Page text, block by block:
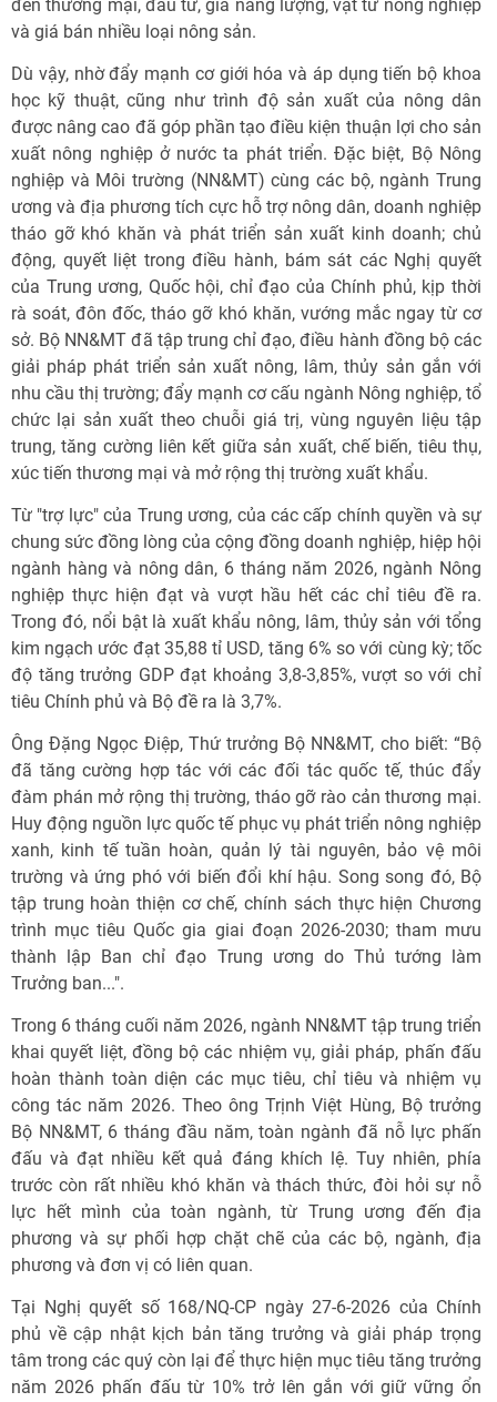
đến thương mại, đầu tư, giá năng lượng, vật tư nông nghiệp
và giá bán nhiều loại nông sản.
Dù vậy, nhờ đẩy mạnh cơ giới hóa và áp dụng tiến bộ khoa
học kỹ thuật, cũng như trình độ sản xuất của nông dân
được nâng cao đã góp phần tạo điều kiện thuận lợi cho sản
xuất nông nghiệp ở nước ta phát triển. Đặc biệt, Bộ Nông
nghiệp và Môi trường (NN&MT) cùng các bộ, ngành Trung
ương và địa phương tích cực hỗ trợ nông dân, doanh nghiệp
tháo gỡ khó khăn và phát triển sản xuất kinh doanh; chủ
động, quyết liệt trong điều hành, bám sát các Nghị quyết
của Trung ương, Quốc hội, chỉ đạo của Chính phủ, kịp thời
rà soát, đôn đốc, tháo gỡ khó khăn, vướng mắc ngay từ cơ
sở. Bộ NN&MT đã tập trung chỉ đạo, điều hành đồng bộ các
giải pháp phát triển sản xuất nông, lâm, thủy sản gắn với
nhu cầu thị trường; đẩy mạnh cơ cấu ngành Nông nghiệp, tổ
chức lại sản xuất theo chuỗi giá trị, vùng nguyên liệu tập
trung, tăng cường liên kết giữa sản xuất, chế biến, tiêu thụ,
xúc tiến thương mại và mở rộng thị trường xuất khẩu.
Từ "trợ lực" của Trung ương, của các cấp chính quyền và sự
chung sức đồng lòng của cộng đồng doanh nghiệp, hiệp hội
ngành hàng và nông dân, 6 tháng năm 2026, ngành Nông
nghiệp thực hiện đạt và vượt hầu hết các chỉ tiêu đề ra.
Trong đó, nổi bật là xuất khẩu nông, lâm, thủy sản với tổng
kim ngạch ước đạt 35,88 tỉ USD, tăng 6% so với cùng kỳ; tốc
độ tăng trưởng GDP đạt khoảng 3,8-3,85%, vượt so với chỉ
tiêu Chính phủ và Bộ đề ra là 3,7%.
Ông Đặng Ngọc Điệp, Thứ trưởng Bộ NN&MT, cho biết: “Bộ
đã tăng cường hợp tác với các đối tác quốc tế, thúc đẩy
đàm phán mở rộng thị trường, tháo gỡ rào cản thương mại.
Huy động nguồn lực quốc tế phục vụ phát triển nông nghiệp
xanh, kinh tế tuần hoàn, quản lý tài nguyên, bảo vệ môi
trường và ứng phó với biến đổi khí hậu. Song song đó, Bộ
tập trung hoàn thiện cơ chế, chính sách thực hiện Chương
trình mục tiêu Quốc gia giai đoạn 2026-2030; tham mưu
thành lập Ban chỉ đạo Trung ương do Thủ tướng làm
Trưởng ban...".
Trong 6 tháng cuối năm 2026, ngành NN&MT tập trung triển
khai quyết liệt, đồng bộ các nhiệm vụ, giải pháp, phấn đấu
hoàn thành toàn diện các mục tiêu, chỉ tiêu và nhiệm vụ
công tác năm 2026. Theo ông Trịnh Việt Hùng, Bộ trưởng
Bộ NN&MT, 6 tháng đầu năm, toàn ngành đã nỗ lực phấn
đấu và đạt nhiều kết quả đáng khích lệ. Tuy nhiên, phía
trước còn rất nhiều khó khăn và thách thức, đòi hỏi sự nỗ
lực hết mình của toàn ngành, từ Trung ương đến địa
phương và sự phối hợp chặt chẽ của các bộ, ngành, địa
phương và đơn vị có liên quan.
Tại Nghị quyết số 168/NQ-CP ngày 27-6-2026 của Chính
phủ về cập nhật kịch bản tăng trưởng và giải pháp trọng
tâm trong các quý còn lại để thực hiện mục tiêu tăng trưởng
năm 2026 phấn đấu từ 10% trở lên gắn với giữ vững ổn